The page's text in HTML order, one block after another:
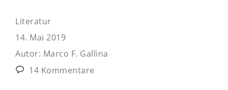
Literatur
14. Mai 2019
Autor: Marco F. Gallina
14 Kommentare